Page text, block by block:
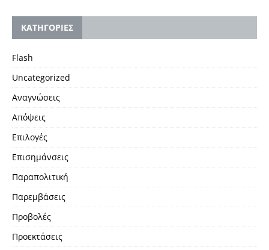
KΑΤΗΓΟΡΙΕΣ
Flash
Uncategorized
Αναγνώσεις
Απόψεις
Επιλογές
Επισημάνσεις
Παραπολιτική
Παρεμβάσεις
Προβολές
Προεκτάσεις